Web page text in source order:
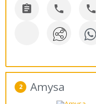
  
2 Amysa